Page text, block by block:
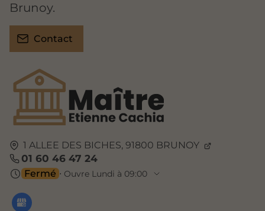
1 ALLEE DES BICHES,91800 BRUNOY
01 60 46 47 24
Fermé ⋅ Ouvre Lundi à 09:00
Brunoy.
Contact